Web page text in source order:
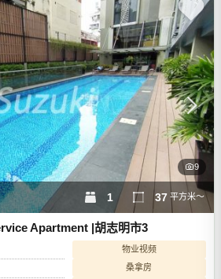
9
Apartment |胡志明市3
物业视频
桑拿房
1 37 平方米～